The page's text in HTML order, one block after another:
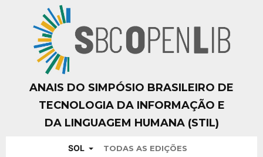
ANAIS DO SIMPÓSIO BRASILEIRO DE
TECNOLOGIA DA INFORMAÇÃO E
DA LINGUAGEM HUMANA (STIL)
SOL TODAS AS EDIÇÕES